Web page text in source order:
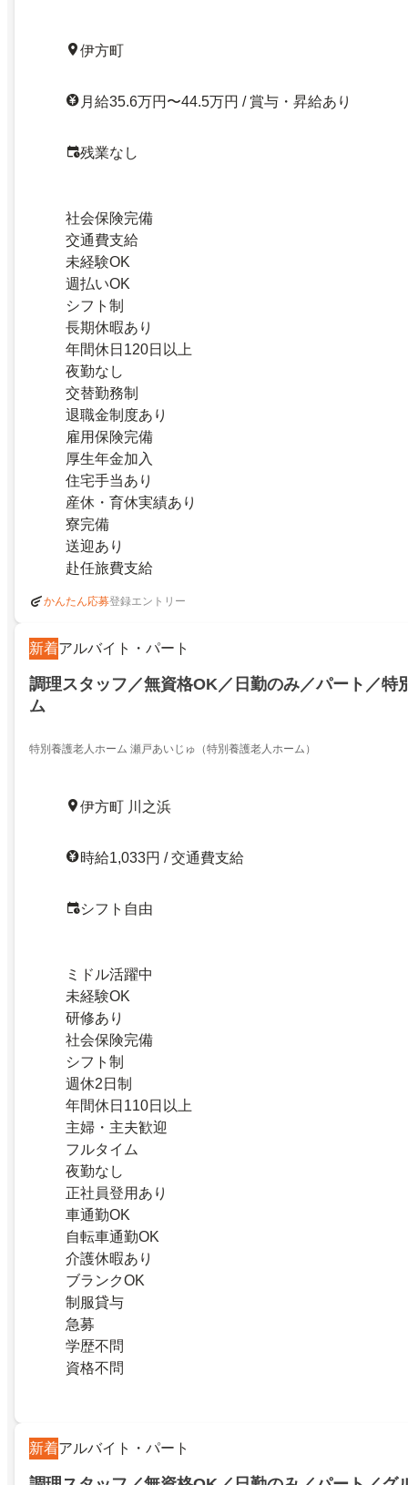
伊方町
月給35.6万円〜44.5万円 / 賞与・昇給あり
残業なし
社会保険完備
交通費支給
未経験OK
週払いOK
シフト制
長期休暇あり
年間休日120日以上
夜勤なし
交替勤務制
退職金制度あり
雇用保険完備
厚生年金加入
住宅手当あり
産休・育休実績あり
寮完備
送迎あり
赴任旅費支給
かんたん応募登録エントリー
新着アルバイト・パート
調理スタッフ／無資格OK／日勤のみ／パート／特
ム
特別養護老人ホーム 瀬戸あいじゅ（特別養護老人ホーム）
伊方町 川之浜
時給1,033円 / 交通費支給
シフト自由
ミドル活躍中
未経験OK
研修あり
社会保険完備
シフト制
週休2日制
年間休日110日以上
主婦・主夫歓迎
フルタイム
夜勤なし
正社員登用あり
車通勤OK
自転車通勤OK
介護休暇あり
ブランクOK
制服貸与
急募
学歴不問
資格不問
新着アルバイト・パート